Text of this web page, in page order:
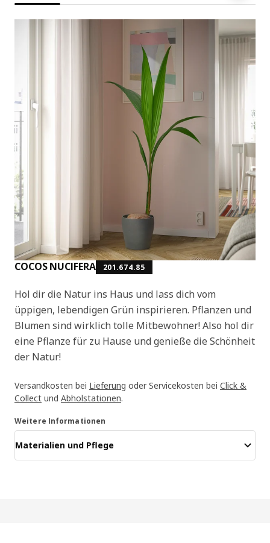
COCOS NUCIFERA 201.674.85
Hol dir die Natur ins Haus und lass dich vom
üppigen, lebendigen Grün inspirieren. Pflanzen und
Blumen sind wirklich tolle Mitbewohner! Also hol dir
eine Pflanze für zu Hause und genieße die Schönheit
der Natur!
Versandkosten bei Lieferung oder Servicekosten bei Click &
Collect und Abholstationen.
Weitere Informationen
Materialien und Pflege